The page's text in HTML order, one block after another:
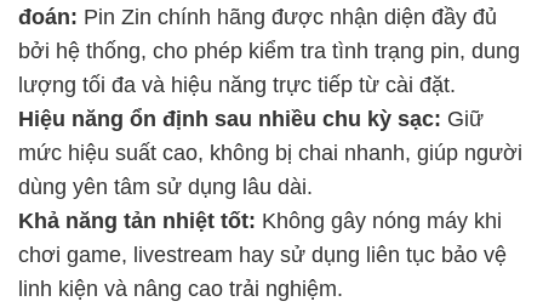
đoán: Pin Zin chính hãng được nhận diện đầy đủ
bởi hệ thống, cho phép kiểm tra tình trạng pin, dung
lượng tối đa và hiệu năng trực tiếp từ cài đặt.
Hiệu năng ổn định sau nhiều chu kỳ sạc: Giữ
mức hiệu suất cao, không bị chai nhanh, giúp người
dùng yên tâm sử dụng lâu dài.
Khả năng tản nhiệt tốt: Không gây nóng máy khi
chơi game, livestream hay sử dụng liên tục bảo vệ
linh kiện và nâng cao trải nghiệm.